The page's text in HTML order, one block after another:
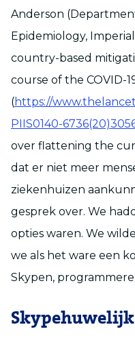
Anderson
Epidemiology,
country-based
course of the COVID-
(https://
PIIS0140-
over flattening the
dat er niet meer
ziekenhuizen
gesprek over. We
opties waren. We
we als het ware een
Skypen,
Skypehuwelijk